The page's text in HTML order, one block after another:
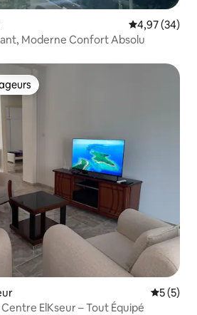
Évaluation
4,97 (34)
Moderne Confort Absolu
les plus appréciés
5 (5)
ElKseur – Tout Équipé